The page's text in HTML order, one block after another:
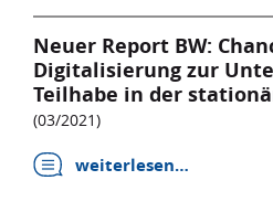
Neuer Report BW:
Digitalisierung zur
Teilhabe in der
(03/2021)
weiterlesen…